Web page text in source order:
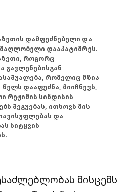
დამფუძნებელი და
დააპატიმრეს.
როგორც
გავლენებისგან
რომელიც მზია
დააფუძნა, მიიჩნევს,
რეჟიმის სინდისის
შეგუებას, ითხოვს მის
და
სიტყვის
მისცემს